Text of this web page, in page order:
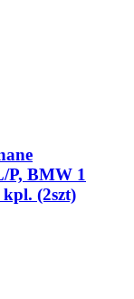
P, BMW 1
(2szt)